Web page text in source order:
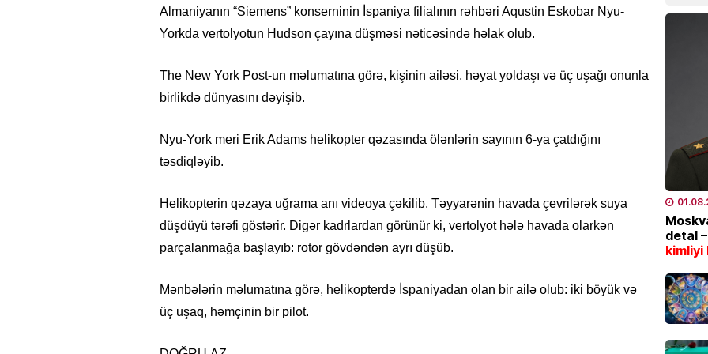
Almaniyanın “Siemens” konserninin İspaniya filialının rəhbəri Aqustin Eskobar Nyu-
Yorkda vertolyotun Hudson çayına düşməsi nəticəsində həlak olub.
The New York Post-un məlumatına görə, kişinin ailəsi, həyat yoldaşı və üç uşağı onunla
birlikdə dünyasını dəyişib.
Nyu-York meri Erik Adams helikopter qəzasında ölənlərin sayının 6-ya çatdığını
təsdiqləyib.
Helikopterin qəzaya uğrama anı videoya çəkilib. Təyyarənin havada çevrilərək suya
düşdüyü tərəfi göstərir. Digər kadrlardan görünür ki, vertolyot hələ havada olarkən
parçalanmağa başlayıb: rotor gövdəndən ayrı düşüb.
Mənbələrin məlumatına görə, helikopterdə İspaniyadan olan bir ailə olub: iki böyük və
üç uşaq, həmçinin bir pilot.
SƏHIYYƏ
Yeni
işdən
detal –
kimliyi